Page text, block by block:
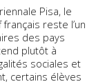
Pisa, le
reste l’un
des pays
plutôt à
sociales et
certains élèves